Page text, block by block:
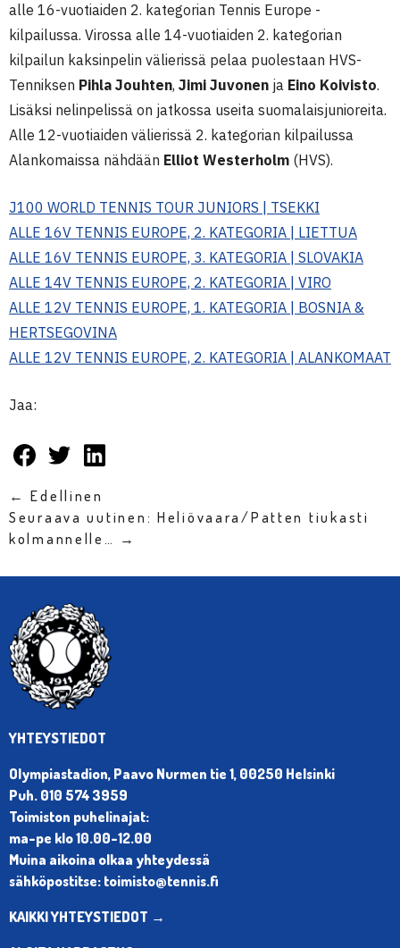
alle 16-vuotiaiden 2. kategorian Tennis Europe -
kilpailussa. Virossa alle 14-vuotiaiden 2. kategorian
kilpailun kaksinpelin välierissä pelaa puolestaan HVS-
Tenniksen Pihla Jouhten, Jimi Juvonen ja Eino Koivisto.
Lisäksi nelinpelissä on jatkossa useita suomalaisjunioreita.
Alle 12-vuotiaiden välierissä 2. kategorian kilpailussa
Alankomaissa nähdään Elliot Westerholm (HVS).
J100 WORLD TENNIS TOUR JUNIORS | TSEKKI
ALLE 16V TENNIS EUROPE, 2. KATEGORIA | LIETTUA
ALLE 16V TENNIS EUROPE, 3. KATEGORIA | SLOVAKIA
ALLE 14V TENNIS EUROPE, 2. KATEGORIA | VIRO
ALLE 12V TENNIS EUROPE, 1. KATEGORIA | BOSNIA &
HERTSEGOVINA
ALLE 12V TENNIS EUROPE, 2. KATEGORIA | ALANKOMAAT
Jaa:
← Edellinen
Seuraava uutinen: Heliövaara/Patten tiukasti
kolmannelle… →
YHTEYSTIEDOT
Olympiastadion, Paavo Nurmen tie 1, 00250 Helsinki
Puh. 010 574 3959
Toimiston puhelinajat:
ma-pe klo 10.00-12.00
Muina aikoina olkaa yhteydessä
sähköpostitse: toimisto@tennis.fi
KAIKKI YHTEYSTIEDOT →